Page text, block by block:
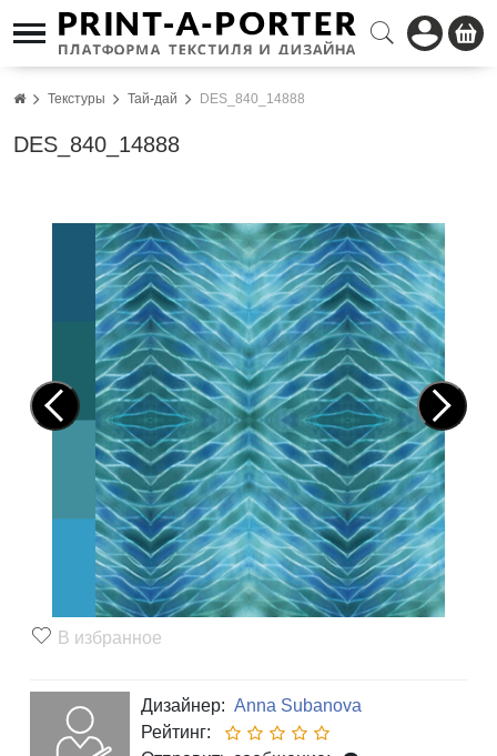
Текстуры Тай-дай DES_840_14888
DES_840_14888
Pre
vio
Nex
t
В избранное
Дизайнер: Anna Subanova
Рейтинг: